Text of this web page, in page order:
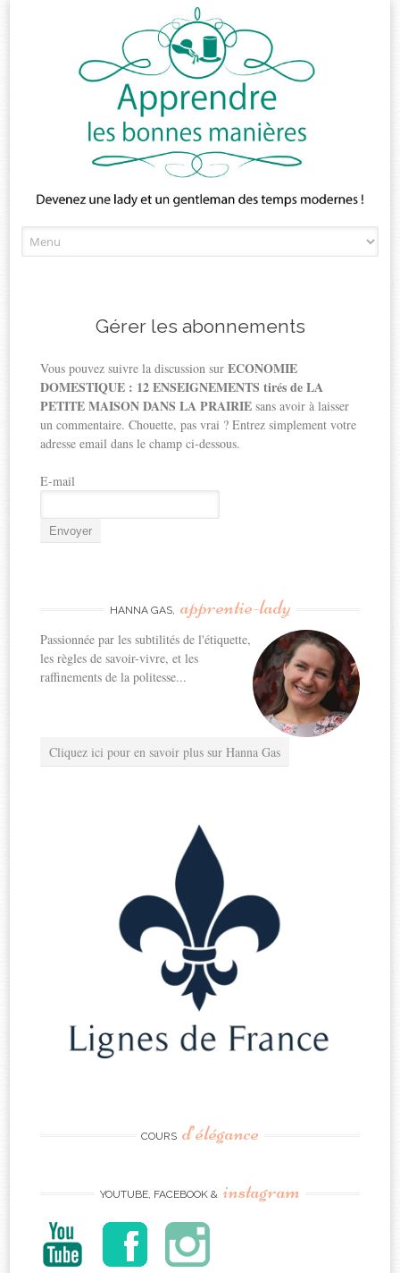
to
Gérer les abonnements
Vous pouvez suivre la discussion surECONOMIE
DOMESTIQUE : 12 ENSEIGNEMENTS tirés de LA
PETITE MAISON DANS LA PRAIRIE sans avoir à laisser
un commentaire. Chouette, pas vrai ? Entrez simplement votre
adresse email dans le champ ci-dessous.
E-mail
HANNA GAS, apprentie-lady
Passionnée par les subtilités de l'étiquette,
les règles de savoir-vivre, et les
raffinements de la politesse...
Cliquez ici pour en savoir plus sur Hanna Gas
COURS d’élégance
YOUTUBE, FACEBOOK & instagram